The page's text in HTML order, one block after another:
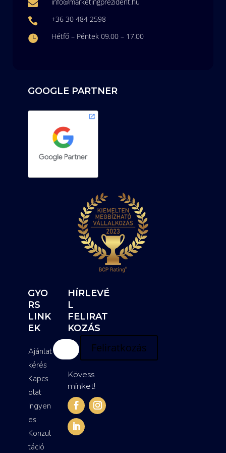

 +36 30 484 2598
 Hétfő – Péntek 09.00 – 17.00
GOOGLE PARTNER
GYO
RS
LINK
EK
Ajánlat
kérés
Kapcs
olat
Ingyen
es
Konzul
táció
HÍRLEVÉ
L
FELIRAT
KOZÁS
Feliratkozás
Kövess
minket!